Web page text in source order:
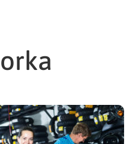
Zmena zdravotnej
Poistenie novorodenca